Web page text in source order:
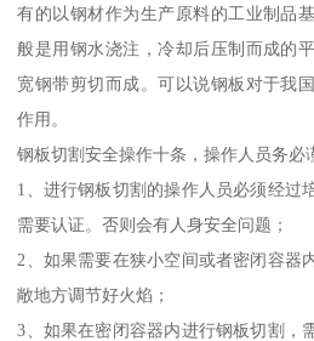
有的以钢材作为生产原料的工业制品
般是用钢水浇注，冷却后压制而成的
宽钢带剪切而成。可以说钢板对于我
作用。
钢板切割安全操作十条，操作人员务必
1、进行钢板切割的操作人员必须经过
需要认证。否则会有人身安全问题；
2、如果需要在狭小空间或者密闭容器
敞地方调节好火焰；
3、如果在密闭容器内进行钢板切割，